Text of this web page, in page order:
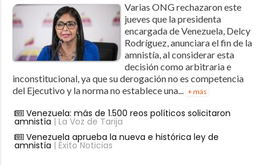
Varias ONG rechazaron este
jueves que la presidenta
encargada de Venezuela, Delcy
Rodríguez, anunciara el fin de la
amnistía, al considerar esta
decisión como arbitraria e
inconstitucional, ya que su derogación no es competencia
del Ejecutivo y la norma no establece una... + más
Venezuela: más de 1.500 reos políticos solicitaron
amnistía | La Voz de Tarija
Venezuela aprueba la nueva e histórica ley de
amnistía | Éxito Noticias